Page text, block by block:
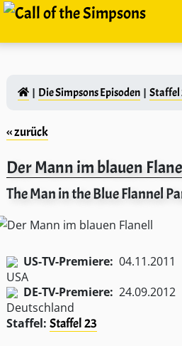
Die Simpsons Episoden Staffel
‹‹ zurück
Der Mann im blauen
The Man in the Blue Flannel
US-TV-Premiere: 04.11.2011
DE-TV-Premiere: 24.09.2012
Staffel: Staffel 23